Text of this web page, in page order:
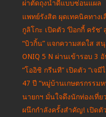
ผ่าตัดถุงน้ำดีแบบซ่อนแผล
แพทย์รังสิต ผุดเทคนิคทาง
กูลิโกะ เปิดตัว ‘ป๊อกกี้ ครัช
“บิวกิ้น” แจกความสดใส ส
ONIQ 5 N ผ่านเข้ารอบ 3
“โออิชิ กรีนที” เปิดตัว “เจ
47 ปี “หมู่บ้านเกษตรกรรม
นายกฯ มั่นใจดึงนักท่องเที่ย
ผนึกกำลังครั้งสำคัญ! เปิดตั